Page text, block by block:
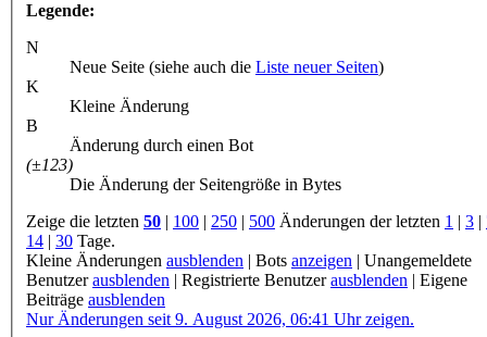
Legende:
N
Neue Seite (siehe auch die Liste neuer Seiten)
K
Kleine Änderung
B
Änderung durch einen Bot
(±123)
Die Änderung der Seitengröße in Bytes
Zeige die letzten 50 100 250 500 Änderungen der letzten 1 3
14
30 Tage.
Kleine Änderungen ausblenden Bots anzeigen
Unangemeldete
Benutzerausblenden Registrierte Benutzerausblenden
Eigene
Beiträge ausblenden
Nur Änderungen seit 9. August 2026, 06:41 Uhr zeigen.